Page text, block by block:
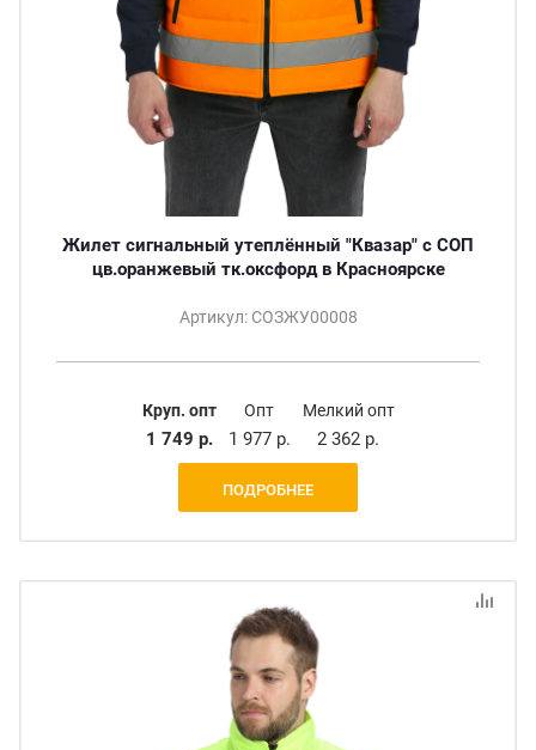
Жилет сигнальный утеплённый "Квазар" с СОП
цв.оранжевый тк.оксфорд в Красноярске
Артикул: СОЗЖУ00008
Круп. опт
1 749 р.
Опт
1 977 р.
Мелкий опт
2 362 р.
ПОДРОБНЕЕ